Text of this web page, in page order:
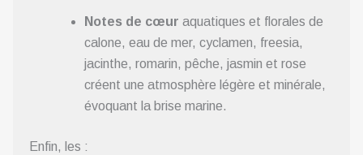
Notes de cœur aquatiques et florales de
calone, eau de mer, cyclamen, freesia,
jacinthe, romarin, pêche, jasmin et rose
créent une atmosphère légère et minérale,
évoquant la brise marine.
Enfin, les :